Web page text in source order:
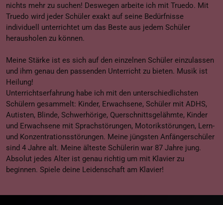
nichts mehr zu suchen! Deswegen arbeite ich mit Truedo. Mit
Truedo wird jeder Schüler exakt auf seine Bedürfnisse
individuell unterrichtet um das Beste aus jedem Schüler
herausholen zu können.
Meine Stärke ist es sich auf den einzelnen Schüler einzulassen
und ihm genau den passenden Unterricht zu bieten. Musik ist
Heilung!
Unterrichtserfahrung habe ich mit den unterschiedlichsten
Schülern gesammelt: Kinder, Erwachsene, Schüler mit ADHS,
Autisten, Blinde, Schwerhörige, Querschnittsgelähmte, Kinder
und Erwachsene mit Sprachstörungen, Motorikstörungen, Lern-
und Konzentrationsstörungen. Meine jüngsten Anfängerschüler
sind 4 Jahre alt. Meine älteste Schülerin war 87 Jahre jung.
Absolut jedes Alter ist genau richtig um mit Klavier zu
beginnen. Spiele deine Leidenschaft am Klavier!